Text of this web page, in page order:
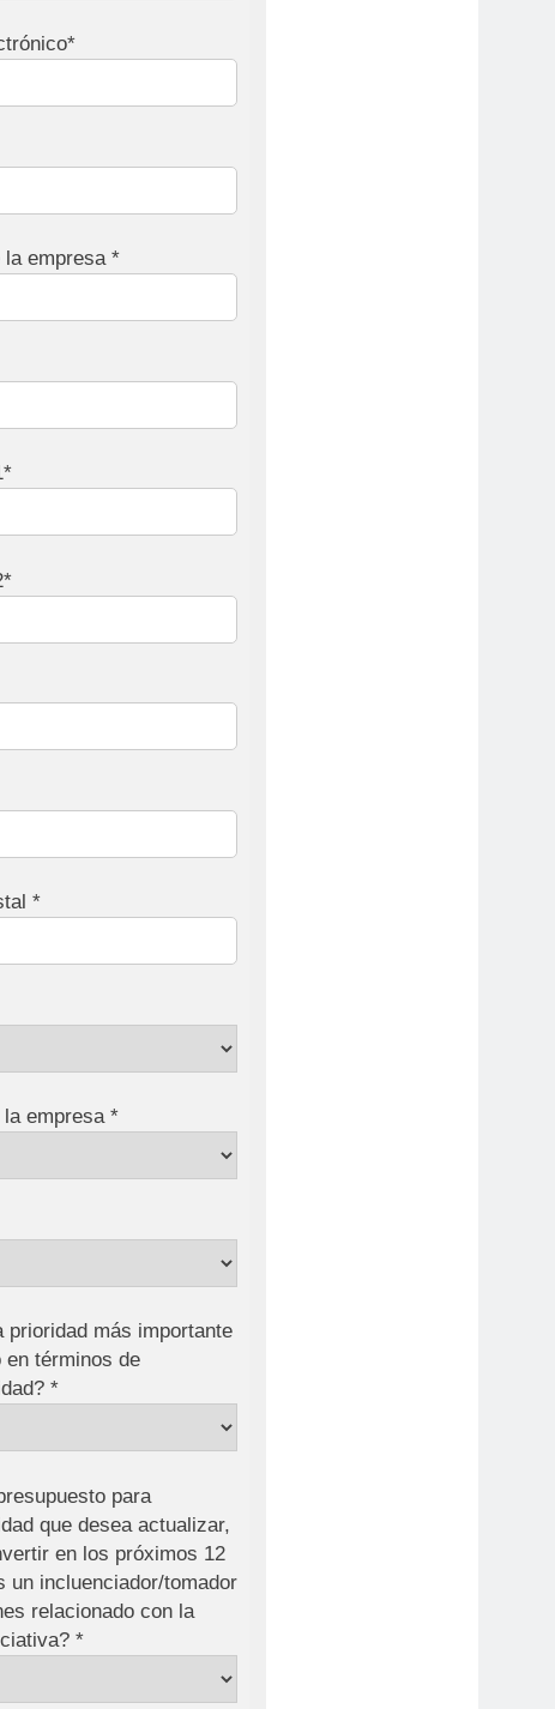
la empresa *
*
la empresa *
prioridad más importante
en términos de
*
para
que desea actualizar,
en los próximos 12
un incluenciador/tomador
relacionado con la
*